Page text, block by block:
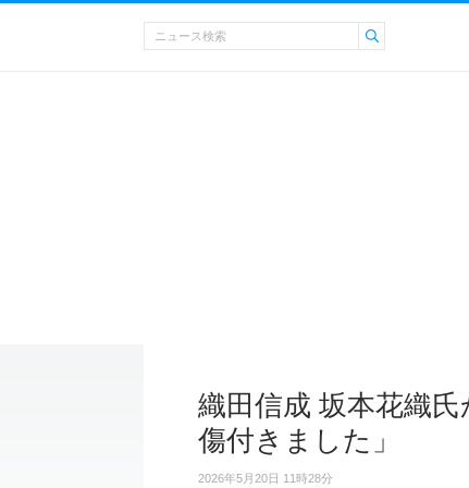
織田信成 坂本花織
傷付きました」
2026年5月20日 11時28分